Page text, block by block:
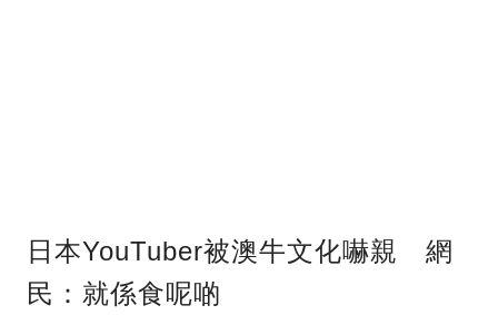
日本YouTuber被澳牛文化嚇親 網
民：就係食呢啲